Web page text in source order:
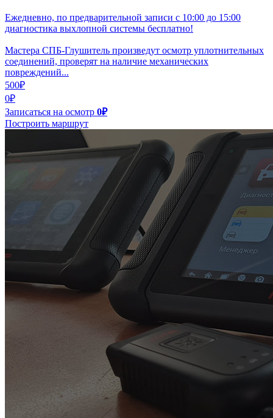
Ежедневно, по предварительной записи с 10:00 до 15:00
диагностика выхлопной системы бесплатно!
Мастера СПБ-Глушитель произведут осмотр уплотнительных
соединений, проверят на наличие механических
повреждений...
500₽
0₽
Записаться на осмотр 0₽
Построить маршрут